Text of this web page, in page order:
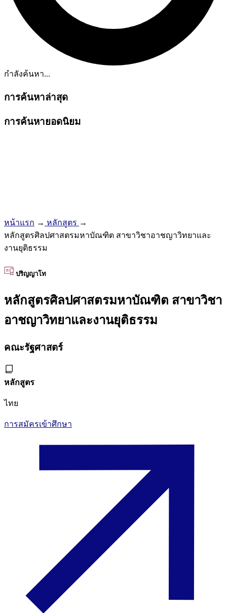
กำลังค้นหา...
การค้นหาล่าสุด
การค้นหายอดนิยม
หน้าแรก → หลักสูตร →
หลักสูตรศิลปศาสตรมหาบัณฑิต สาขาวิชาอาชญาวิทยาและ
งานยุติธรรม
ปริญญาโท
หลักสูตรศิลปศาสตรมหาบัณฑิต สาขาวิชา
อาชญาวิทยาและงานยุติธรรม
คณะรัฐศาสตร์
หลักสูตร
ไทย
การสมัครเข้าศึกษา